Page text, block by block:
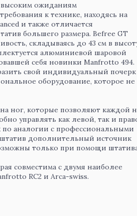
высоким ожиданиям
к технике, находясь на
и также отличается
большего размера. Befree GT
складываясь до 43 см в
алюминиевой шаровой
себя новинки Manfrotto 494.
свой индивидуальный
оборудование, которое не
ног, которые позволяют каждой
управлять как левой, так и
по аналогии с профессиональными
штатив дополнительный источник
только при помощи
совместима с двумя наиболее
RC2 и Arca-swiss.